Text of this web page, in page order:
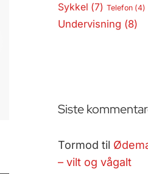
Sykkel (7) Telefon(4)
Undervisning (8)
Siste
Tormod til
– vilt og vågalt